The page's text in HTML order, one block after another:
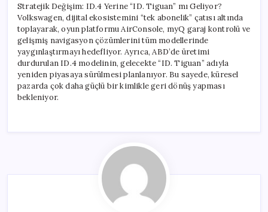
Stratejik Değişim: ID.4 Yerine “ID. Tiguan” mı Geliyor?
Volkswagen, dijital ekosistemini “tek abonelik” çatısı altında
toplayarak, oyun platformu AirConsole, myQ garaj kontrolü ve
gelişmiş navigasyon çözümlerini tüm modellerinde
yaygınlaştırmayı hedefliyor. Ayrıca, ABD’de üretimi
durdurulan ID.4 modelinin, gelecekte “ID. Tiguan” adıyla
yeniden piyasaya sürülmesi planlanıyor. Bu sayede, küresel
pazarda çok daha güçlü bir kimlikle geri dönüş yapması
bekleniyor.